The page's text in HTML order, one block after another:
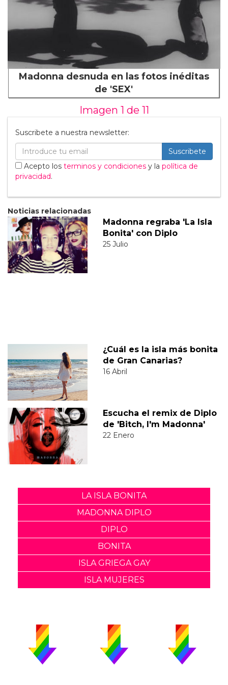
Madonna desnuda en las fotos inéditas
de 'SEX'
Imagen 1 de 11
Suscribete a nuestra newsletter:
Suscribete
Acepto los terminos y condiciones y la política de
privacidad.
Noticias relacionadas
Madonna regraba 'La Isla
Bonita' con Diplo
25 Julio
¿Cuál es la isla más bonita
de Gran Canarias?
16 Abril
Escucha el remix de Diplo
de 'Bitch, I'm Madonna'
22 Enero
LA ISLA BONITA
MADONNA DIPLO
DIPLO
BONITA
ISLA GRIEGA GAY
ISLA MUJERES